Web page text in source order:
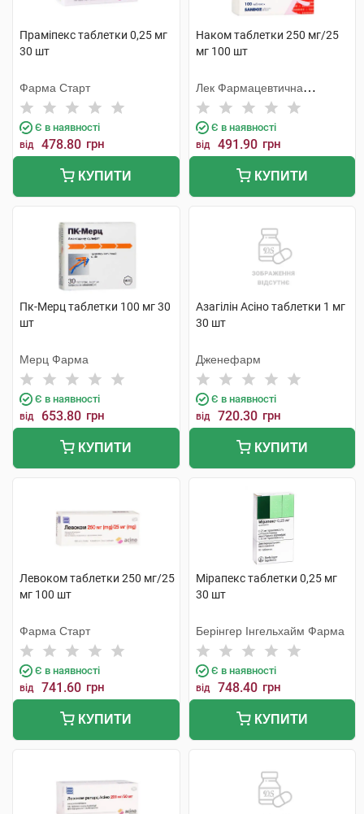
Праміпекс таблетки 0,25 мг
30 шт
Фарма Старт
Є в наявності
від 478.80 грн
КУПИТИ
Наком таблетки 250 мг/25
мг 100 шт
Лек Фармацевтична
компанія
Є в наявності
від 491.90 грн
КУПИТИ
Пк-Мерц таблетки 100 мг 30
шт
Мерц Фарма
Є в наявності
від 653.80 грн
КУПИТИ
Азагілін Асіно таблетки 1 мг
30 шт
Дженефарм
Є в наявності
від 720.30 грн
КУПИТИ
Левоком таблетки 250 мг/25
мг 100 шт
Фарма Старт
Є в наявності
від 741.60 грн
КУПИТИ
Мірапекс таблетки 0,25 мг
30 шт
Берінгер Інгельхайм Фарма
Є в наявності
від 748.40 грн
КУПИТИ